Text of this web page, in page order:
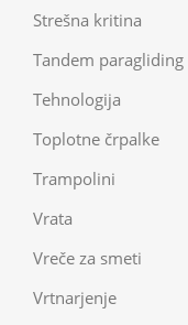
Strešna kritina
Tandem paragliding
Tehnologija
Toplotne črpalke
Trampolini
Vrata
Vreče za smeti
Vrtnarjenje